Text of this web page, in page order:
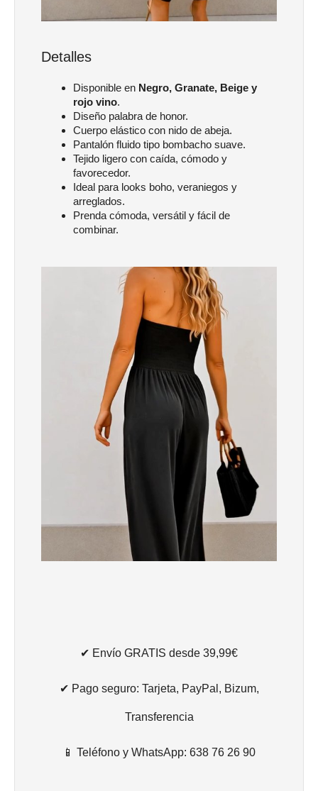
Detalles
Disponible en Negro, Granate, Beige y
rojo vino.
Diseño palabra de honor.
Cuerpo elástico con nido de abeja.
Pantalón fluido tipo bombacho suave.
Tejido ligero con caída, cómodo y
favorecedor.
Ideal para looks boho, veraniegos y
arreglados.
Prenda cómoda, versátil y fácil de
combinar.
✔ Envío GRATIS desde 39,99€
✔ Pago seguro: Tarjeta, PayPal, Bizum,
Transferencia
📱 Teléfono y WhatsApp: 638 76 26 90